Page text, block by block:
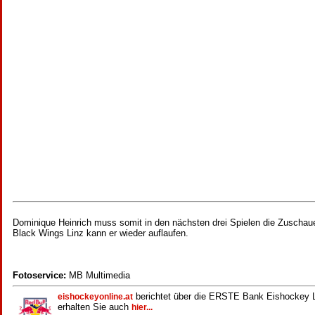
Dominique Heinrich muss somit in den nächsten drei Spielen die
Black Wings Linz kann er wieder auflaufen.
Fotoservice: MB Multimedia
eishockeyonline.at berichtet über die ERSTE Bank Eishockey
erhalten Sie auch hier...